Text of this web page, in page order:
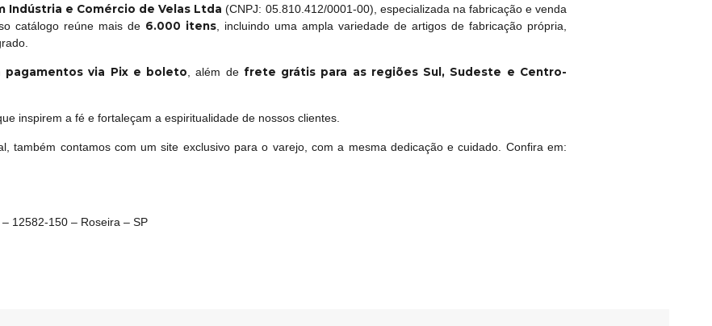
Indústria e Comércio de Velas Ltda (CNPJ: 05.810.412/0001-00), especializada na fabricação e venda
catálogo reúne mais de 6.000 itens , incluindo uma ampla variedade de artigos de fabricação própria,
pagamentos via Pix e boleto , além de frete grátis para as regiões Sul, Sudeste e Centro-
inspirem a fé e fortaleçam a espiritualidade de nossos clientes.
também contamos com um site exclusivo para o varejo, com a mesma dedicação e cuidado. Confira em:
12582-150 – Roseira – SP